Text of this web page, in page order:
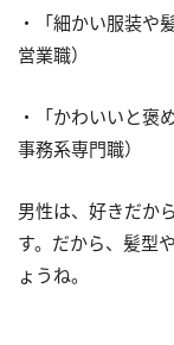
・「細かい服装や
営業職）
・「かわいいと褒
事務系専門職）
男性は、好きだか
す。だから、髪型
ょうね。